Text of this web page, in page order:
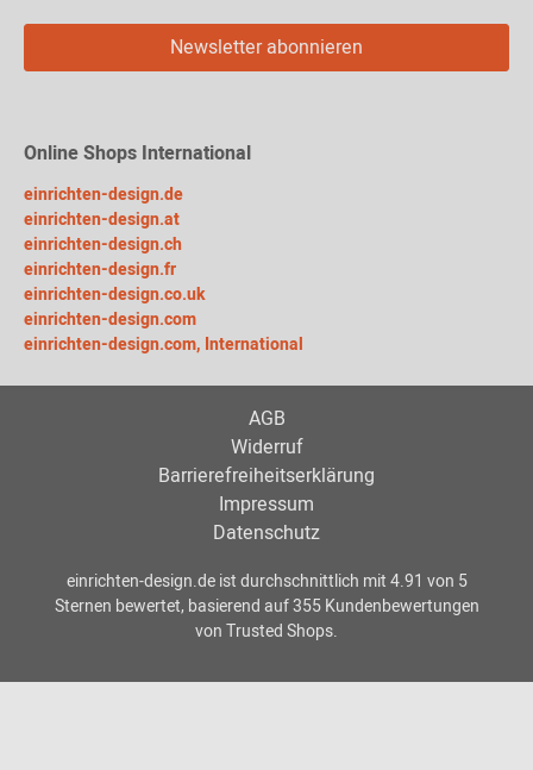
Newsletter abonnieren
Online Shops International
einrichten-design.de
einrichten-design.at
einrichten-design.ch
einrichten-design.fr
einrichten-design.co.uk
einrichten-design.com
einrichten-design.com, International
AGB
Widerruf
Barrierefreiheitserklärung
Impressum
Datenschutz
einrichten-design.deist durchschnittlich mit4.91 von 5
Sternen bewertet, basierend auf355Kundenbewertungen
von Trusted Shops.